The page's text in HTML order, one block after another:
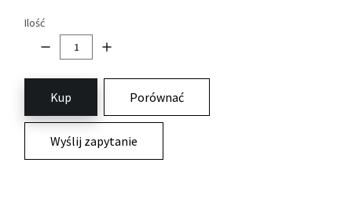
Ilość
Kup Porównać
Wyślij zapytanie